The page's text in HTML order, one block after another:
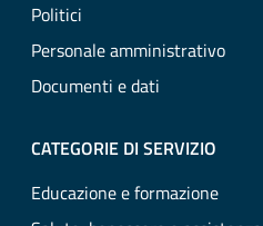
Politici
Personale amministrativo
Documenti e dati
CATEGORIE DI SERVIZIO
Educazione e formazione